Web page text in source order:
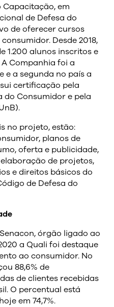
em
de Defesa do
de oferecer cursos
Desde 2018,
1.200 alunos inscritos e
Companhia foi a
e a segunda no país a
certificação pela
do Consumidor e pela
no projeto, estão:
planos de
oferta e publicidade,
de projetos,
e direitos básicos do
de Defesa do
órgão ligado ao
a Quali foi destaque
ao consumidor. No
88,6% de
de clientes recebidas
O percentual está
em 74,7%.